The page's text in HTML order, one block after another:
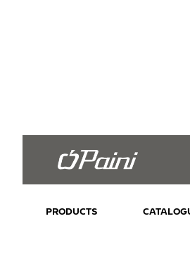
PRODUCTS